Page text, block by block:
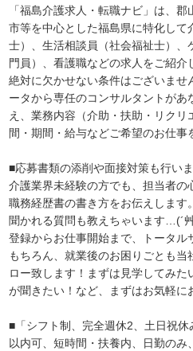
「福島介護求人・転職ナビ」は、
市等を中心とした福島県に特化して
士）、生活相談員（社会福祉士）
門員）、看護職などの求人をご紹介
絶対に欠かせない条件はございま
ータから専任のコンサルタントがあ
え、業務内容（介助・扶助・リク
間・期間・給与などご希望のお仕事
■応募書類の添削や面接対策も行いま
介護業界未経験の方でも、担当者
職務経歴書の書き方をお伝えします
聞かれる質問も教えちゃいます…(´
登録からお仕事開始まで、トータル
もちろん、就業後のお困りごとも当
ロー致します！まずは見学してみ
が聞きたい！など、まずはお気軽に
■「シフト制、完全週休2、土日祝
以内可、短時間・扶養内、日勤の